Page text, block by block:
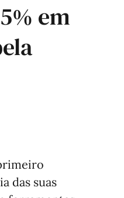
em
das suas